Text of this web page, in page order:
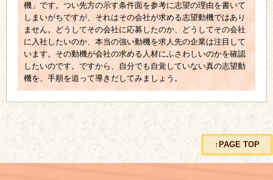
機」です。つい先方の示す条件面を参考に志望の理由を書いて
しまいがちですが、それはその会社が求める志望動機ではあり
ません。どうしてその会社に応募したのか、どうしてその会社
に入社したいのか、本当の強い動機を求人先の企業は注目して
います。その動機が会社の求める人材にふさわしいのかを確認
したいのです。ですから、自分でも自覚していない真の志望動
機を、手順を追って導きだしてみましょう。
↑PAGE TOP